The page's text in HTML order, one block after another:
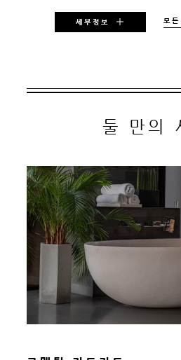
세부정보 모
다음 기간 중 일부 날
가할 수 있습니다. 특
한이 적용됩니다.
최소한 14일 전에 예
포함 내역
둘 만의